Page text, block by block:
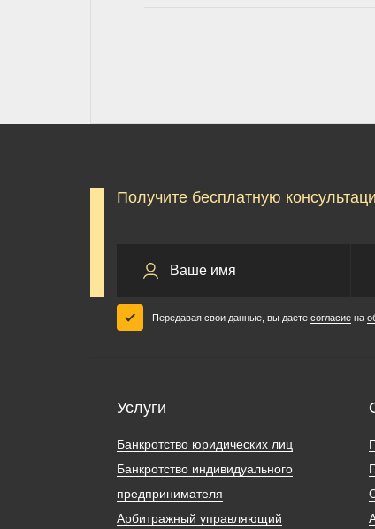
Получите бесплатную
Передавая свои данные, вы даете согласие на
Услуги
Банкротство юридических лиц
Банкротство индивидуального
предпринимателя
Арбитражный управляющий